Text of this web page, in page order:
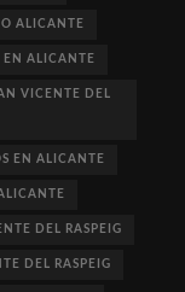
ALICANTE
ALICANTE
VICENTE DEL
EN ALICANTE
DEL RASPEIG
DEL RASPEIG